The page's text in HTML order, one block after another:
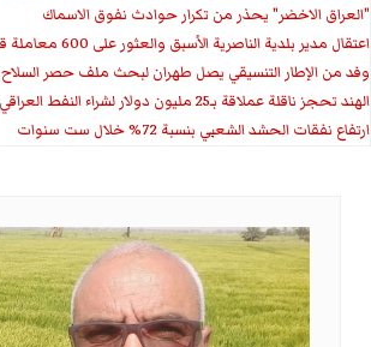
"العراق الاخضر" يحذر من تكرار حوادث نفوق الاسماك
اعتقال مدير بلدية الناصرية الأسبق والعثور على 600 معاملة قطعة أرض
وفد من الإطار التنسيقي يصل طهران لبحث ملف حصر السلاح
الهند تحجز ناقلة عملاقة بـ25 مليون دولار لشراء النفط العراقي
ارتفاع نفقات الحشد الشعبي بنسبة 72% خلال ست سنوات